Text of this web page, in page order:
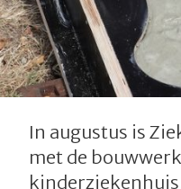
In augustus is
met de